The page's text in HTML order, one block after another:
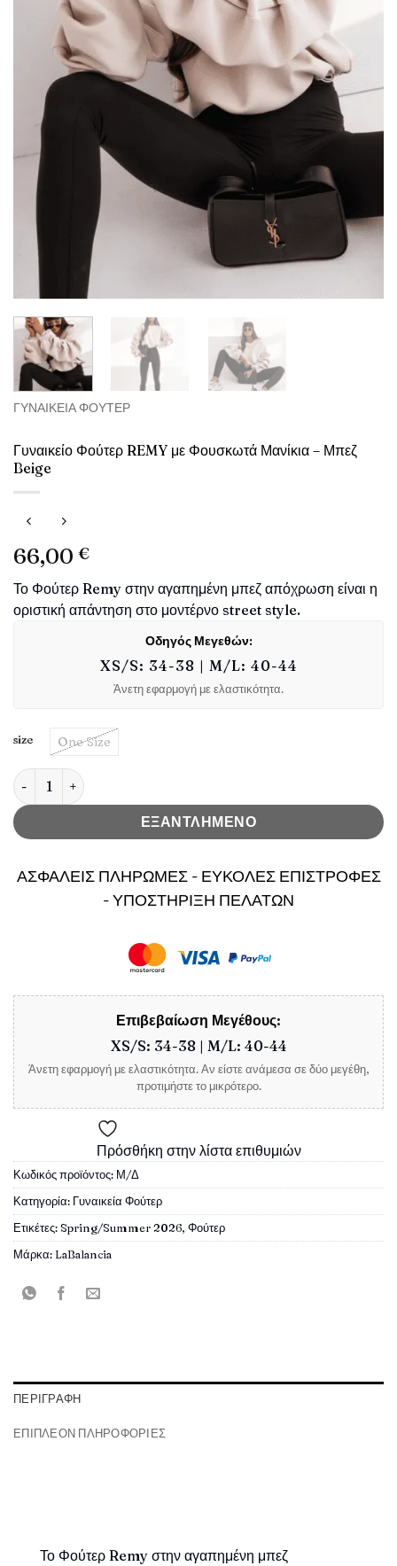
ΓΥΝΑΙΚΕΊΑ ΦΟΎΤΕΡ
Γυναικείο Φούτερ REMY με Φουσκωτά Μανίκια – Μπεζ
Beige
66,00 €
Το Φούτερ Remy στην αγαπημένη μπεζ απόχρωση είναι η
οριστική απάντηση στο μοντέρνο street style.
Οδηγός Μεγεθών:
XS/S: 34-38 | M/L: 40-44
Άνετη εφαρμογή με ελαστικότητα.
size One Size
Γυναικείο Φούτερ REMY με Φουσκωτά Μανίκια – Μπεζ Beige
ΕΞΑΝΤΛΗΜΕΝΟ
ΑΣΦΑΛΕΙΣ ΠΛΗΡΩΜΕΣ - ΕΥΚΟΛΕΣ ΕΠΙΣΤΡΟΦΕΣ
- ΥΠΟΣΤΗΡΙΞΗ ΠΕΛΑΤΩΝ
Επιβεβαίωση Μεγέθους:
XS/S: 34-38 | M/L: 40-44
Άνετη εφαρμογή με ελαστικότητα. Αν είστε ανάμεσα σε δύο μεγέθη,
προτιμήστε το μικρότερο.
Πρόσθήκη στην λίστα επιθυμιών
Κωδικός προϊόντος: Μ/Δ
Κατηγορία: Γυναικεία Φούτερ
Ετικέτες:Spring/Summer 2026, Φούτερ
Μάρκα: LaBalancia
ΠΕΡΙΓΡΑΦΉ
ΕΠΙΠΛΈΟΝ ΠΛΗΡΟΦΟΡΊΕΣ
Το Φούτερ Remy στην αγαπημένη μπεζ